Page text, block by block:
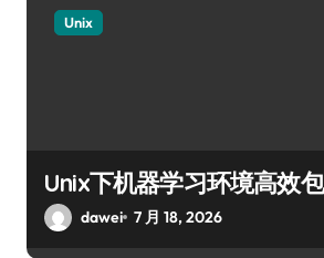
Unix
Unix下机器学习环境高效
dawei 7 月 18, 2026